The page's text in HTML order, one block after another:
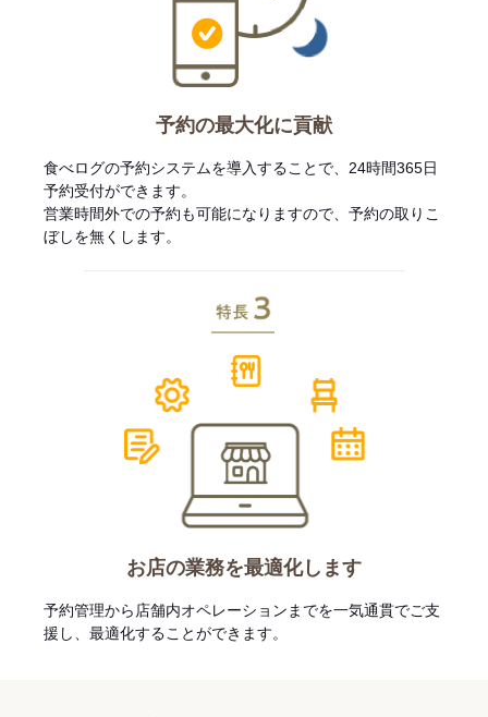
予約の最大化に貢献
食べログの予約システムを導入することで、24時間365日
予約受付ができます。
営業時間外での予約も可能になりますので、予約の取りこ
ぼしを無くします。
お店の業務を最適化します
予約管理から店舗内オペレーションまでを一気通貫でご支
援し、最適化することができます。